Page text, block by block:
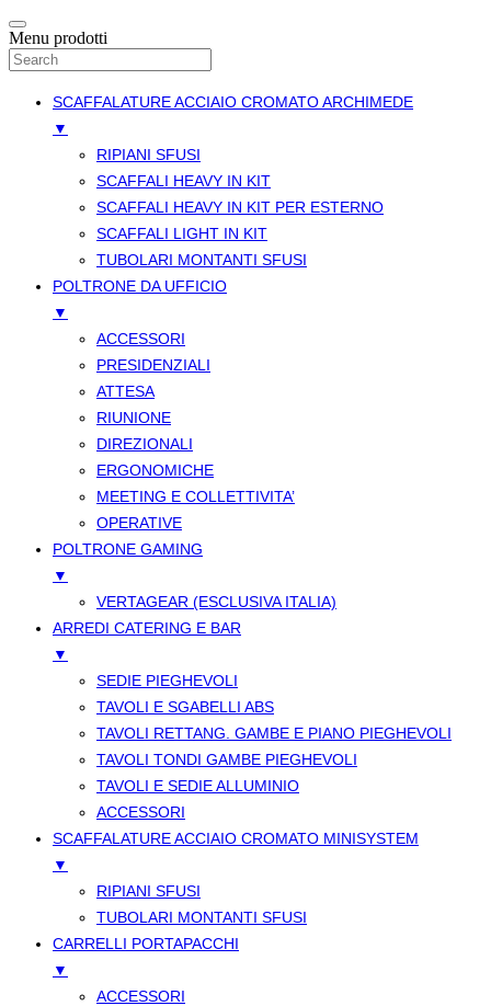
Menu prodotti
SCAFFALATURE ACCIAIO CROMATO ARCHIMEDE
▼
RIPIANI SFUSI
SCAFFALI HEAVY IN KIT
SCAFFALI HEAVY IN KIT PER ESTERNO
SCAFFALI LIGHT IN KIT
TUBOLARI MONTANTI SFUSI
POLTRONE DA UFFICIO
▼
ACCESSORI
PRESIDENZIALI
ATTESA
RIUNIONE
DIREZIONALI
ERGONOMICHE
MEETING E COLLETTIVITA’
OPERATIVE
POLTRONE GAMING
▼
VERTAGEAR (ESCLUSIVA ITALIA)
ARREDI CATERING E BAR
▼
SEDIE PIEGHEVOLI
TAVOLI E SGABELLI ABS
TAVOLI RETTANG. GAMBE E PIANO PIEGHEVOLI
TAVOLI TONDI GAMBE PIEGHEVOLI
TAVOLI E SEDIE ALLUMINIO
ACCESSORI
SCAFFALATURE ACCIAIO CROMATO MINISYSTEM
▼
RIPIANI SFUSI
TUBOLARI MONTANTI SFUSI
CARRELLI PORTAPACCHI
▼
ACCESSORI